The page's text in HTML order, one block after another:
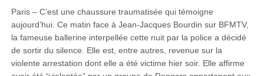
Paris – C’est une chaussure traumatisée qui témoigne
aujourd’hui. Ce matin face à Jean-Jacques Bourdin sur BFMTV,
la fameuse ballerine interpellée cette nuit par la police a décidé
de sortir du silence. Elle est, entre autres, revenue sur la
violente arrestation dont elle a été victime hier soir. Elle affirme